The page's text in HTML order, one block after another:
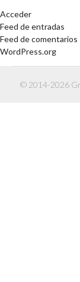
Acceder
Feed de entradas
Feed de comentarios
WordPress.org
© 2014-2026